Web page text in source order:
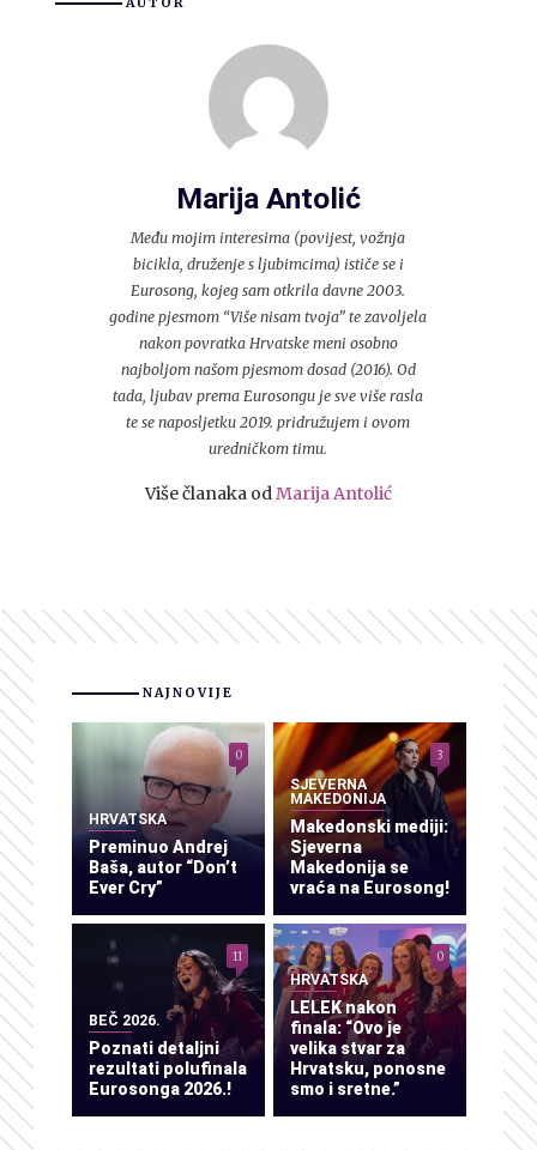
AUTOR
Marija Antolić
Među mojim interesima (povijest, vožnja
bicikla, druženje s ljubimcima) ističe se i
Eurosong, kojeg sam otkrila davne 2003.
godine pjesmom “Više nisam tvoja” te zavoljela
nakon povratka Hrvatske meni osobno
najboljom našom pjesmom dosad (2016). Od
tada, ljubav prema Eurosongu je sve više rasla
te se naposljetku 2019. pridružujem i ovom
uredničkom timu.
Više članaka odMarija Antolić
NAJNOVIJE
HRVATSKA
Preminuo Andrej
Baša, autor “Don’t
Ever Cry”
0
SJEVERNA
MAKEDONIJA
Makedonski mediji:
Sjeverna
Makedonija se
vraća na Eurosong!
3
BEČ 2026.
Poznati detaljni
rezultati polufinala
Eurosonga 2026.!
11
HRVATSKA
LELEK nakon
finala: “Ovo je
velika stvar za
Hrvatsku, ponosne
smo i sretne.”
0